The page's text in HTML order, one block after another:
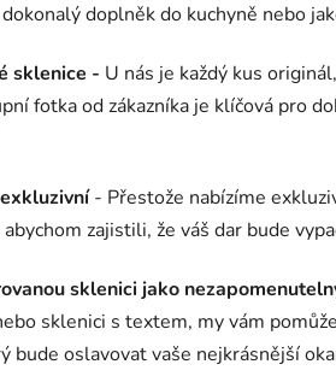
doplněk do kuchyně nebo
sklenice - U nás je každý kus
fotka od zákazníka je klíčová pro
- Přestože nabízíme
zajistili, že váš dar bude
sklenici jako
sklenici s textem, my vám
bude oslavovat vaše nejkrásnější